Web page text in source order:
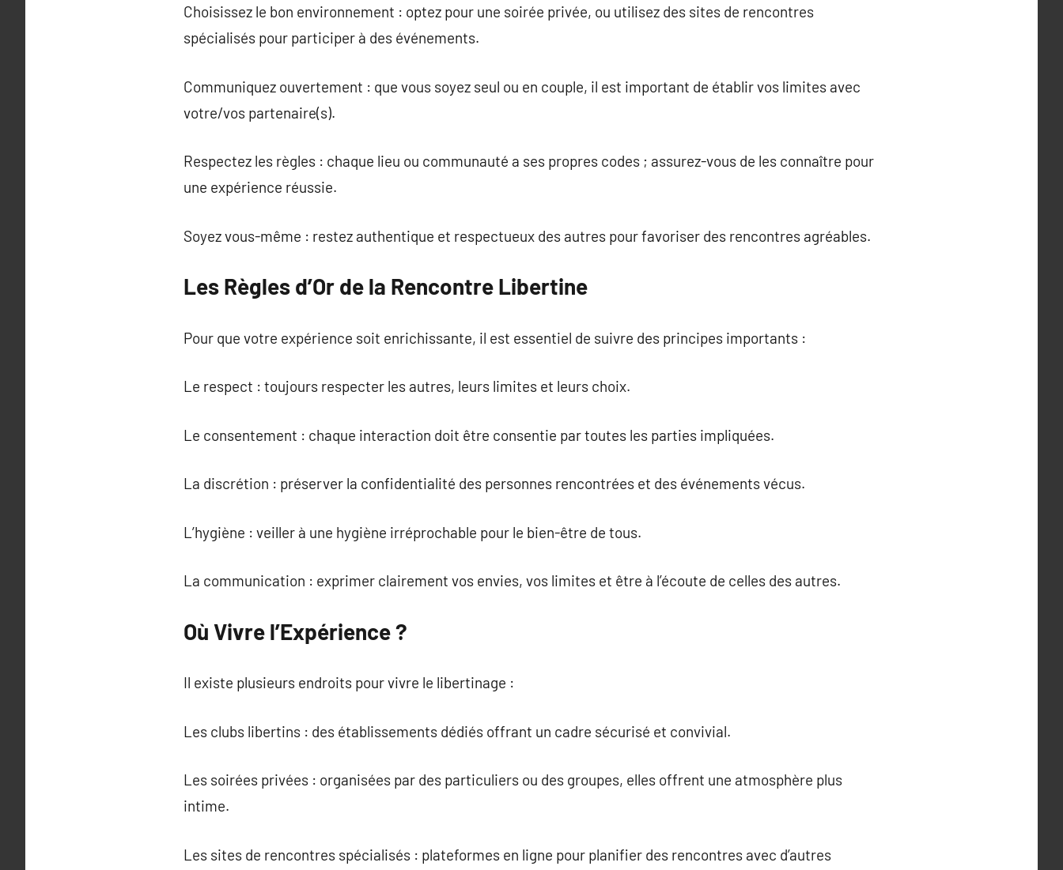
Choisissez le bon environnement : optez pour une soirée privée, ou utilisez des sites de rencontres
spécialisés pour participer à des événements.
Communiquez ouvertement : que vous soyez seul ou en couple, il est important de établir vos limites avec
votre/vos partenaire(s).
Respectez les règles : chaque lieu ou communauté a ses propres codes ; assurez-vous de les connaître pour
une expérience réussie.
Soyez vous-même : restez authentique et respectueux des autres pour favoriser des rencontres agréables.
Les Règles d’Or de la Rencontre Libertine
Pour que votre expérience soit enrichissante, il est essentiel de suivre des principes importants :
Le respect : toujours respecter les autres, leurs limites et leurs choix.
Le consentement : chaque interaction doit être consentie par toutes les parties impliquées.
La discrétion : préserver la confidentialité des personnes rencontrées et des événements vécus.
L’hygiène : veiller à une hygiène irréprochable pour le bien-être de tous.
La communication : exprimer clairement vos envies, vos limites et être à l’écoute de celles des autres.
Où Vivre l’Expérience ?
Il existe plusieurs endroits pour vivre le libertinage :
Les clubs libertins : des établissements dédiés offrant un cadre sécurisé et convivial.
Les soirées privées : organisées par des particuliers ou des groupes, elles offrent une atmosphère plus
intime.
Les sites de rencontres spécialisés : plateformes en ligne pour planifier des rencontres avec d’autres